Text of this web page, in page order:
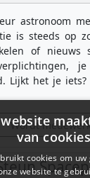
astronoom
is steeds op
of nieuws
Lijkt het je
Wordt
website
van
cookies om
website te